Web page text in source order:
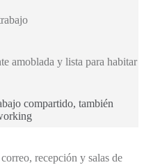
amoblada y lista para habitar
compartido, también
recepción y salas de